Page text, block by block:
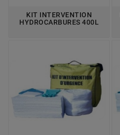
KIT INTERVENTION
HYDROCARBURES 400L